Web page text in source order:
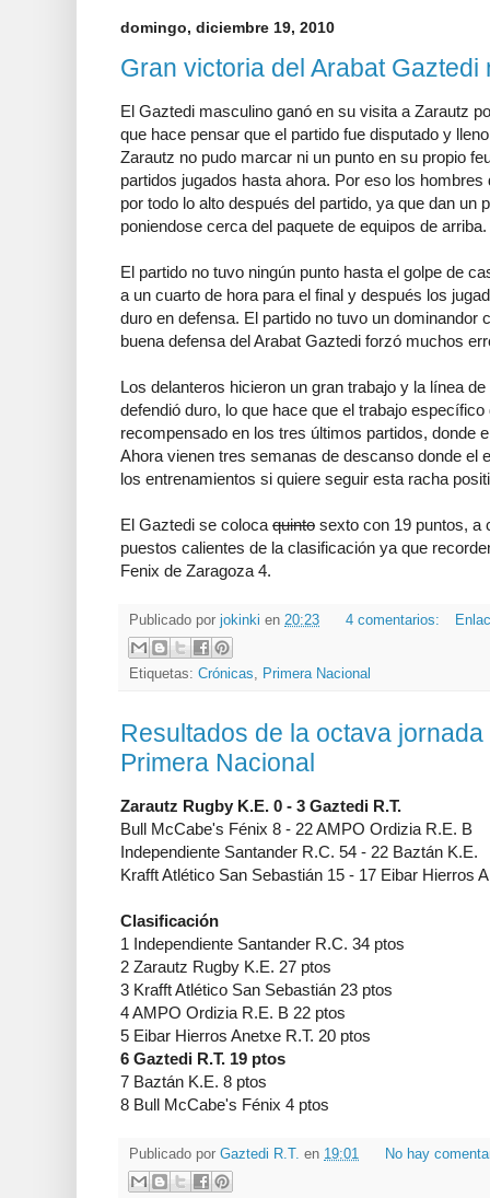
domingo, diciembre 19, 2010
Gran victoria del Arabat
El Gaztedi masculino ganó en su visita a Zarautz
que hace pensar que el partido fue disputado y
Zarautz no pudo marcar ni un punto en su propio
partidos jugados hasta ahora. Por eso los
por todo lo alto después del partido, ya que dan un
poniendose cerca del paquete de equipos de arriba.
El partido no tuvo ningún punto hasta el golpe de
a un cuarto de hora para el final y después los
duro en defensa. El partido no tuvo un dominandor
buena defensa del Arabat Gaztedi forzó muchos
Los delanteros hicieron un gran trabajo y la línea
defendió duro, lo que hace que el trabajo
recompensado en los tres últimos partidos, donde
Ahora vienen tres semanas de descanso donde el
los entrenamientos si quiere seguir esta racha
El Gaztedi se coloca quinto sexto con 19 puntos, a
puestos calientes de la clasificación ya que
Fenix de Zaragoza 4.
Publicado por jokinki en 20:23 4 comentarios:
Etiquetas: Crónicas, Primera Nacional
Resultados de la octava
Primera Nacional
Zarautz Rugby K.E. 0 - 3 Gaztedi R.T.
Bull McCabe's Fénix 8 - 22 AMPO Ordizia R.E. B
Independiente Santander R.C. 54 - 22 Baztán K.E.
Krafft Atlético San Sebastián 15 - 17 Eibar Hierros
Clasificación
1 Independiente Santander R.C. 34 ptos
2 Zarautz Rugby K.E. 27 ptos
3 Krafft Atlético San Sebastián 23 ptos
4 AMPO Ordizia R.E. B 22 ptos
5 Eibar Hierros Anetxe R.T. 20 ptos
6 Gaztedi R.T. 19 ptos
7 Baztán K.E. 8 ptos
8 Bull McCabe's Fénix 4 ptos
Publicado por Gaztedi R.T. en 19:01 No hay